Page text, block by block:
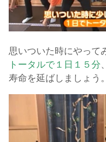
思いついた時にやって
トータルで１日１５分、
寿命を延ばしましょう。